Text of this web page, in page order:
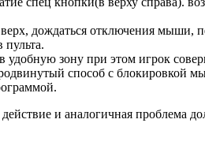
дождаться отключения
зону при этом игрок
способ с блокировкой
и аналогичная проблема